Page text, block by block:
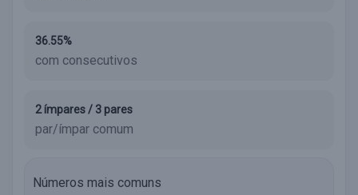
36.55%
com consecutivos
2 ímpares / 3 pares
par/ímpar comum
Números mais comuns